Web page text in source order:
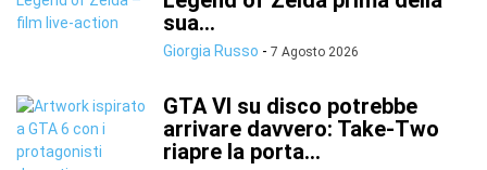
sua...
Giorgia Russo - 7 Agosto 2026
GTA VI su disco potrebbe
arrivare davvero: Take-Two
riapre la porta...